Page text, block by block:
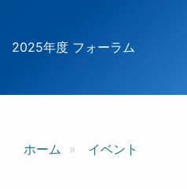
2025年度 フォーラム
ホーム イベント